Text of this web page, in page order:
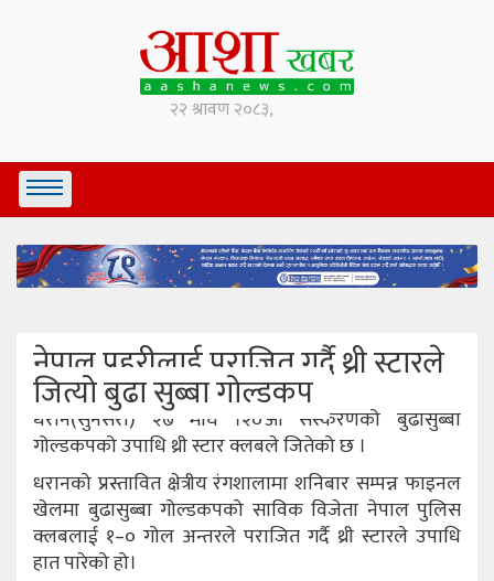
नेपाल प्रहरीलाई पराजित गर्दै थ्री स्टारले
जित्यो बुढा सुब्बा गोल्डकप
धरान(सुनसरी) २७ माघ ।२०औँ संस्करणको बुढासुब्बा
गोल्डकपको उपाधि थ्री स्टार क्लबले जितेको छ ।
धरानको प्रस्तावित क्षेत्रीय रंगशालामा शनिबार सम्पन्न फाइनल
खेलमा बुढासुब्बा गोल्डकपको साविक विजेता नेपाल पुलिस
क्लबलाई १–० गोल अन्तरले पराजित गर्दै थ्री स्टारले उपाधि
हात पारेको हो।